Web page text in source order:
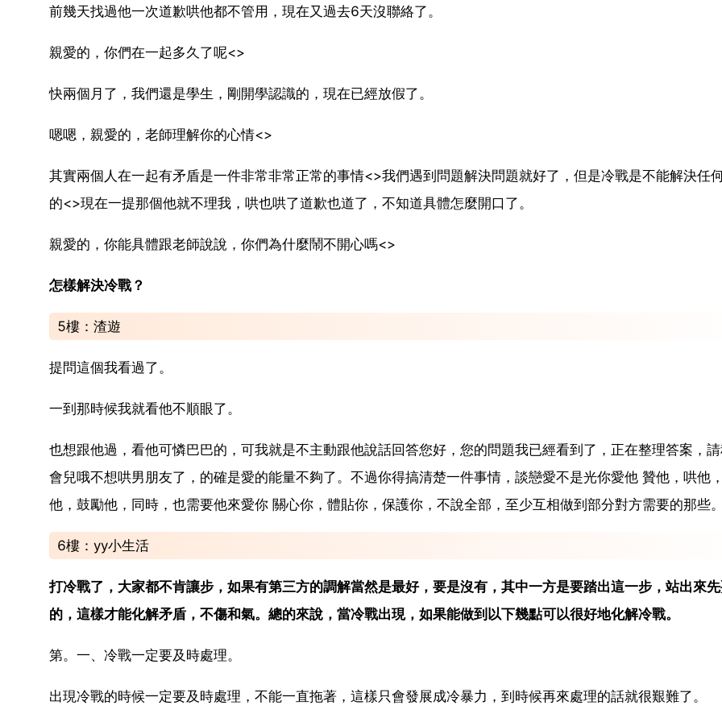
前幾天找過他一次道歉哄他都不管用，現在又過去6天沒聯絡了。
親愛的，你們在一起多久了呢<>
快兩個月了，我們還是學生，剛開學認識的，現在已經放假了。
嗯嗯，親愛的，老師理解你的心情<>
其實兩個人在一起有矛盾是一件非常非常正常的事情<>我們遇到問題解決問題就好了，但是冷戰是不能解決任
的<>現在一提那個他就不理我，哄也哄了道歉也道了，不知道具體怎麼開口了。
親愛的，你能具體跟老師說說，你們為什麼鬧不開心嗎<>
怎樣解決冷戰？
5樓：渣遊
提問這個我看過了。
一到那時候我就看他不順眼了。
也想跟他過，看他可憐巴巴的，可我就是不主動跟他說話回答您好，您的問題我已經看到了，正在整理答案，
會兒哦不想哄男朋友了，的確是愛的能量不夠了。不過你得搞清楚一件事情，談戀愛不是光你愛他 贊他，哄他
他，鼓勵他，同時，也需要他來愛你 關心你，體貼你，保護你，不說全部，至少互相做到部分對方需要的那些
6樓：yy小生活
打冷戰了，大家都不肯讓步，如果有第三方的調解當然是最好，要是沒有，其中一方是要踏出這一步，站出來
的，這樣才能化解矛盾，不傷和氣。總的來說，當冷戰出現，如果能做到以下幾點可以很好地化解冷戰。
第。一、冷戰一定要及時處理。
出現冷戰的時候一定要及時處理，不能一直拖著，這樣只會發展成冷暴力，到時候再來處理的話就很艱難了。